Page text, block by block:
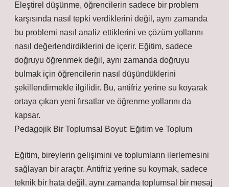
Eleştirel düşünme, öğrencilerin sadece bir problem
karşısında nasıl tepki verdiklerini değil, aynı zamanda
bu problemi nasıl analiz ettiklerini ve çözüm yollarını
nasıl değerlendirdiklerini de içerir. Eğitim, sadece
doğruyu öğrenmek değil, aynı zamanda doğruyu
bulmak için öğrencilerin nasıl düşündüklerini
şekillendirmekle ilgilidir. Bu, antifriz yerine su koyarak
ortaya çıkan yeni fırsatlar ve öğrenme yollarını da
kapsar.
Pedagojik Bir Toplumsal Boyut: Eğitim ve Toplum
Eğitim, bireylerin gelişimini ve toplumların ilerlemesini
sağlayan bir araçtır. Antifriz yerine su koymak, sadece
teknik bir hata değil, aynı zamanda toplumsal bir mesaj